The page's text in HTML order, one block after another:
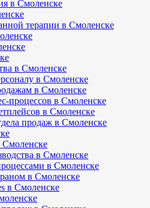
в Смоленске
терапии в Смоленске
в Смоленске
в Смоленске
в Смоленске
процессов в Смоленске
в Смоленске
продаж в Смоленске
Смоленске
в Смоленске
в Смоленске
в Смоленске
в Смоленске